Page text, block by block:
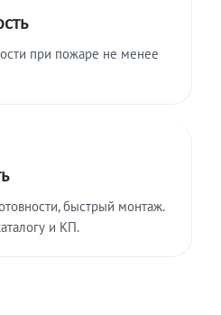
при пожаре не менее
быстрый монтаж.
и КП.